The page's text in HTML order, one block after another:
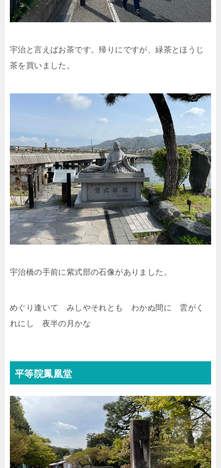
宇治と言えばお茶です。帰りにですが、緑茶とほうじ
茶を買いました。
宇治橋の手前に紫式部の石像がありました。
めぐり逢いて みしやそれとも わかぬ間に 雲がく
れにし 夜半の月かな
平等院鳳凰堂